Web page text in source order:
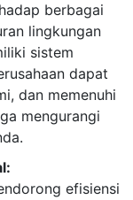
berbagai
lingkungan
sistem
dapat
dan memenuhi
mengurangi
efisiensi